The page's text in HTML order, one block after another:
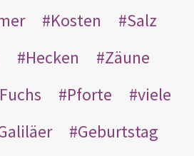
Kosten
Salz
Hecken
Zäune
Fuchs Pforte
viele
Geburtstag